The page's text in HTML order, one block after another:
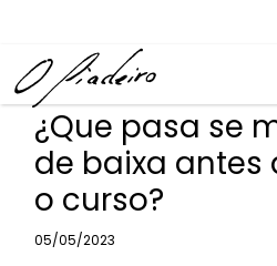
¿Que pasa se
de baixa antes
o curso?
Categories
05/05/2023